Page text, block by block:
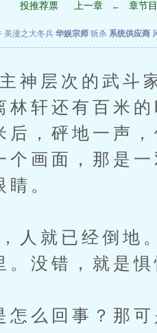
投推荐票 上一章 ← 章节
美漫之大冬兵 华娱宗师 斩杀 系统供应商
层次的武斗
林轩还有百米
后，砰地一声
个画面，那是
。
就已经倒地
。没错，就是惧
么回事？那可